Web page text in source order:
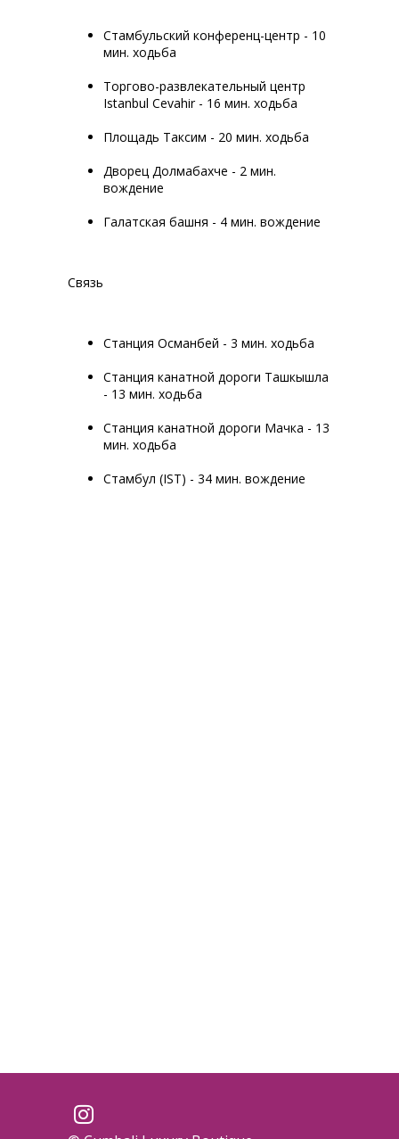
Стамбульский конференц-центр - 10
мин. ходьба‬
Торгово-развлекательный центр
Istanbul Cevahir - 16 мин. ходьба‬
Площадь Таксим - 20 мин. ходьба‬
Дворец Долмабахче - 2 мин.
вождение
Галатская башня - 4 мин. вождение
Связь
Станция Османбей - 3 мин. ходьба‬
Станция канатной дороги Ташкышла
- 13 мин. ходьба‬
Станция канатной дороги Мачка - 13
мин. ходьба‬
Стамбул (IST) - 34 мин. вождение